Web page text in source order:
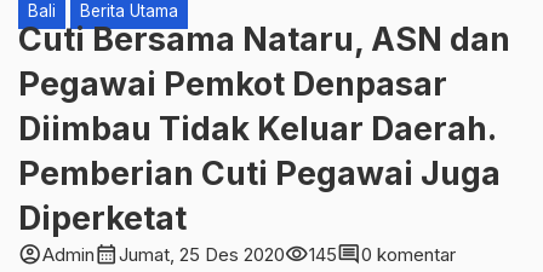
Bali Berita Utama
Cuti Bersama Nataru, ASN dan
Pegawai Pemkot Denpasar
Diimbau Tidak Keluar Daerah.
Pemberian Cuti Pegawai Juga
Diperketat
account_circleAdmincalendar_monthJumat, 25 Des 2020visibility145comment0 komentar